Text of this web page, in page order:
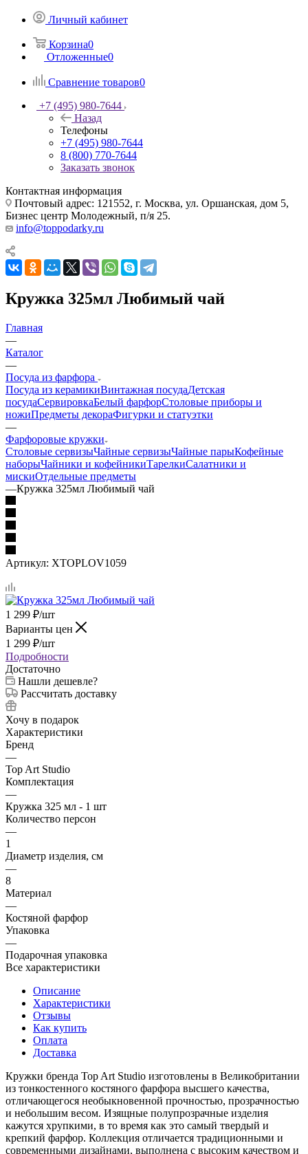
Личный кабинет
Корзина0
Отложенные0
Сравнение товаров0
+7 (495) 980-7644
Назад
Телефоны
+7 (495) 980-7644
8 (800) 770-7644
Заказать звонок
Контактная информация
Почтовый адрес: 121552, г. Москва, ул. Оршанская, дом 5,
Бизнес центр Молодежный, п/я 25.
info@toppodarky.ru
Кружка 325мл Любимый чай
Главная
—
Каталог
—
Посуда из фарфора
Посуда из керамикиВинтажная посудаДетская
посудаСервировкаБелый фарфорСтоловые приборы и
ножиПредметы декораФигурки и статуэтки
—
Фарфоровые кружки
Столовые сервизыЧайные сервизыЧайные парыКофейные
наборыЧайники и кофейникиТарелкиСалатники и
мискиОтдельные предметы
—Кружка 325мл Любимый чай
Артикул: XTOPLOV1059
1 299 ₽/шт
Варианты цен
1 299 ₽/шт
Подробности
Достаточно
Нашли дешевле?
Рассчитать доставку
Хочу в подарок
Характеристики
Бренд
—
Top Art Studio
Комплектация
—
Кружка 325 мл - 1 шт
Количество персон
—
1
Диаметр изделия, см
—
8
Материал
—
Костяной фарфор
Упаковка
—
Подарочная упаковка
Все характеристики
Описание
Характеристики
Отзывы
Как купить
Оплата
Доставка
Кружки бренда Top Art Studio изготовлены в Великобритании
из тонкостенного костяного фарфора высшего качества,
отличающегося необыкновенной прочностью, прозрачностью
и небольшим весом. Изящные полупрозрачные изделия
кажутся хрупкими, в то время как это самый твердый и
крепкий фарфор. Коллекция отличается традиционными и
современными дизайнами, выполнена с высоким качеством и